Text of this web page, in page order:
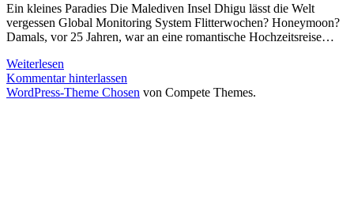
Ein kleines Paradies Die Malediven Insel Dhigu lässt die Welt
vergessen Global Monitoring System Flitterwochen? Honeymoon?
Damals, vor 25 Jahren, war an eine romantische Hochzeitsreise…
Weiterlesen
–
so
Kommentar hinterlassen
WordPress-Theme Chosen von Compete Themes.